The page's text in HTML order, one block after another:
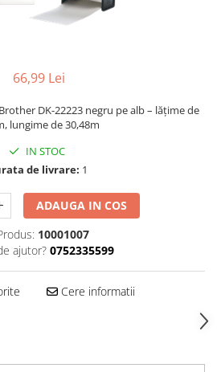
66,99 Lei
DK-22223 negru pe alb – lățime de
lungime de 30,48m
IN STOC
de livrare: 1
ADAUGA IN COS
10001007
ajutor? 0752335599
Cere informatii